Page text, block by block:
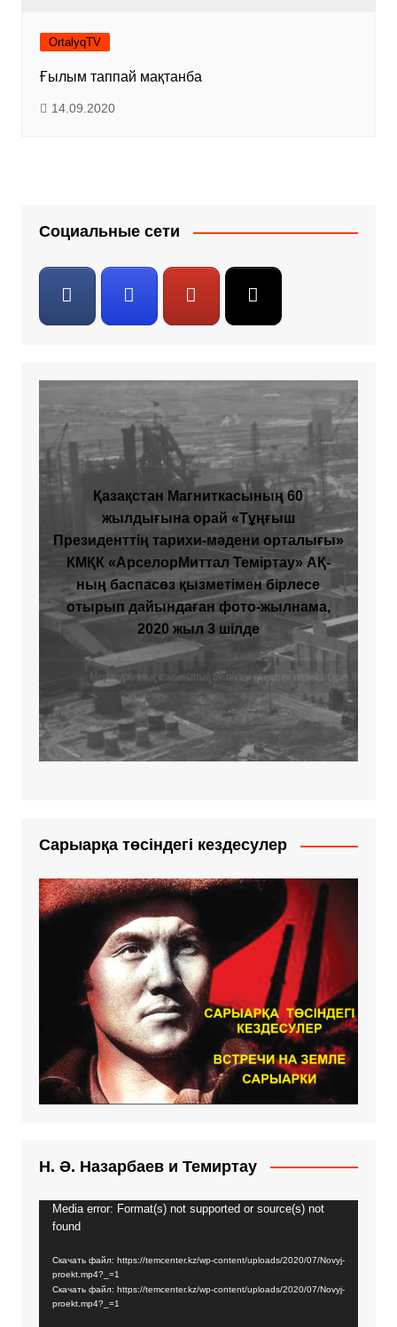
OrtalyqTV
Ғылым таппай мақтанба
14.09.2020
Социальные сети
Қазақстан Магниткасының 60
жылдығына орай «Тұңғыш
Президенттің тарихи-мәдени орталығы»
КМҚК «АрселорМиттал Теміртау» АҚ-
ның баспасөз қызметімен бірлесе
отырып дайындаған фото-жылнама,
2020 жыл 3 шілде
Сарыарқа төсіндегі кездесулер
Н. Ә. Назарбаев и Темиртау
Видеоплеер
Media error: Format(s) not supported or source(s) not
found
Скачать файл: https://temcenter.kz/wp-content/uploads/2020/07/Novyj-
proekt.mp4?_=1
Скачать файл: https://temcenter.kz/wp-content/uploads/2020/07/Novyj-
proekt.mp4?_=1